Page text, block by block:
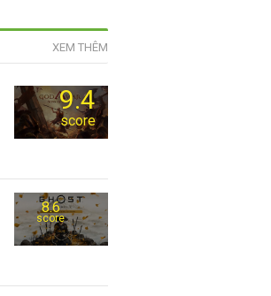
XEM THÊM
9.4
score
8.6
score